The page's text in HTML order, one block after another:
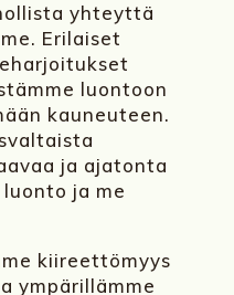
yhteyttä
Erilaiset
luontoon
kauneuteen.
ja ajatonta
ja me
kiireettömyys
ympärillämme